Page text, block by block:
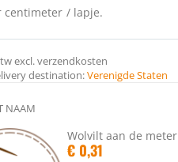
centimeter / lapje.
excl. verzendkosten
destination:Verenigde Staten
NAAM
Wolvilt aan de meter
€ 0,31